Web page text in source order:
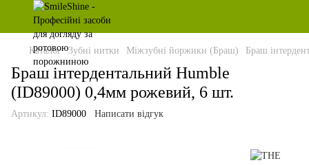
Каталог Зубні нитки Міжзубні йоржики (Браш) Браш
Браш інтердентальний Humble
(ID89000) 0,4мм рожевий, 6 шт.
Артикул: ID89000 Написати відгук